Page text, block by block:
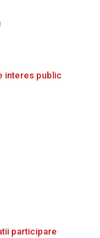
interes public
participare